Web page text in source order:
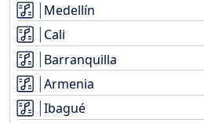
Medellín
Cali
Barranquilla
Armenia
Ibagué